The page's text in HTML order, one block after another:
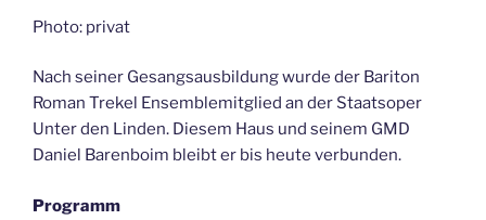
Photo: privat
Nach seiner Gesangsausbildung wurde der Bariton
Roman Trekel Ensemblemitglied an der Staatsoper
Unter den Linden. Diesem Haus und seinem GMD
Daniel Barenboim bleibt er bis heute verbunden.
Programm